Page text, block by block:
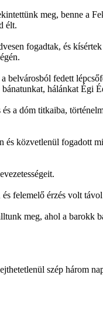
meg, benne a
élt.
fogadtak, és
belvárosból fedett
hálánkat Égi
a dóm titkaiba,
közvetlenül fogadott
felemelő érzés volt
meg, ahol a barokk
szép három